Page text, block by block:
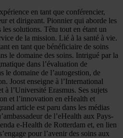
en tant que conférencier,
et dirigeant. Pionnier qui aborde les
solutions. Têtu tout en étant un
de la mission. Lié à la santé à vie.
en tant que bénéficiaire de soins
le domaine des soins. Intrigué par la
dans l’évaluation de
le domaine de l’autogestion, de
Joost enseigne à l’International
à l’Université Erasmus. Ses sujets
et l’innovation en eHealth et
article est paru dans les médias
de l’eHealth aux Pays-
e-Health de Rotterdam et, en lien
pour l’avenir des soins aux